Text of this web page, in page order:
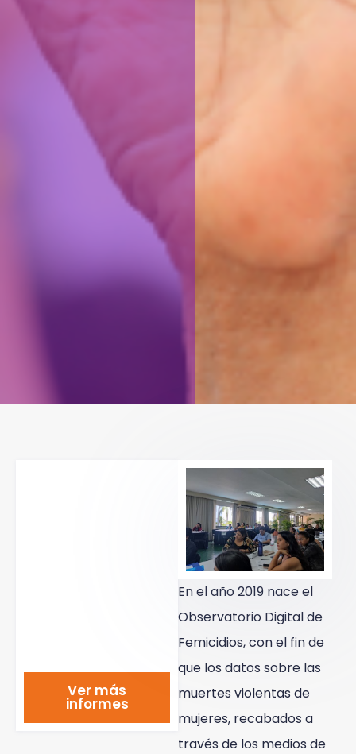
Ver más
informes
En el año 2019 nace el
Observatorio Digital de
Femicidios, con el fin de
que los datos sobre las
muertes violentas de
mujeres, recabados a
través de los medios de